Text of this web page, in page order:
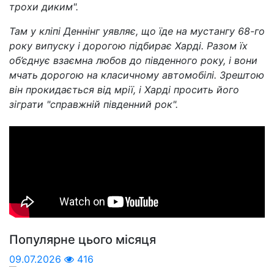
трохи диким".
Там у кліпі Деннінг уявляє, що їде на мустангу 68-го
року випуску і дорогою підбирає Харді. Разом їх
об’єднує взаємна любов до південного року, і вони
мчать дорогою на класичному автомобілі. Зрештою
він прокидається від мрії, і Харді просить його
зіграти "справжній південний рок".
Популярне цього місяця
09.07.2026 416